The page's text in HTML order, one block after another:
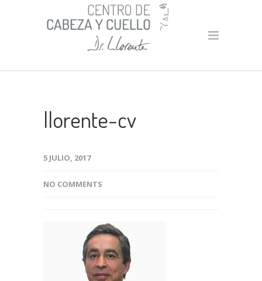
llorente-cv
5 JULIO, 2017
NO COMMENTS